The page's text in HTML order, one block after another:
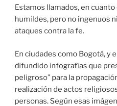
Estamos llamados, en
humildes, pero no ingenuos
ataques contra la fe.
En ciudades como Bogotá, y
difundido infografías que
peligroso” para la
realización de actos
personas. Según esas